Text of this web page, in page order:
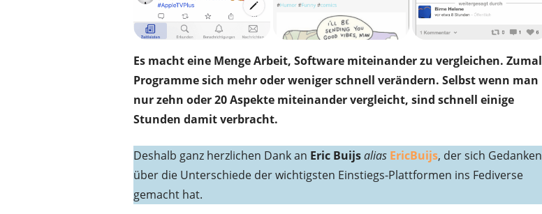
Es macht eine Menge Arbeit, Software miteinander zu vergleichen. Zumal
Programme sich mehr oder weniger schnell verändern. Selbst wenn man
nur zehn oder 20 Aspekte miteinander vergleicht, sind schnell einige
Stunden damit verbracht.
Deshalb ganz herzlichen Dank an Eric Buijsalias EricBuijs, der sich Gedanken
über die Unterschiede der wichtigsten Einstiegs-Plattformen ins Fediverse
gemacht hat.